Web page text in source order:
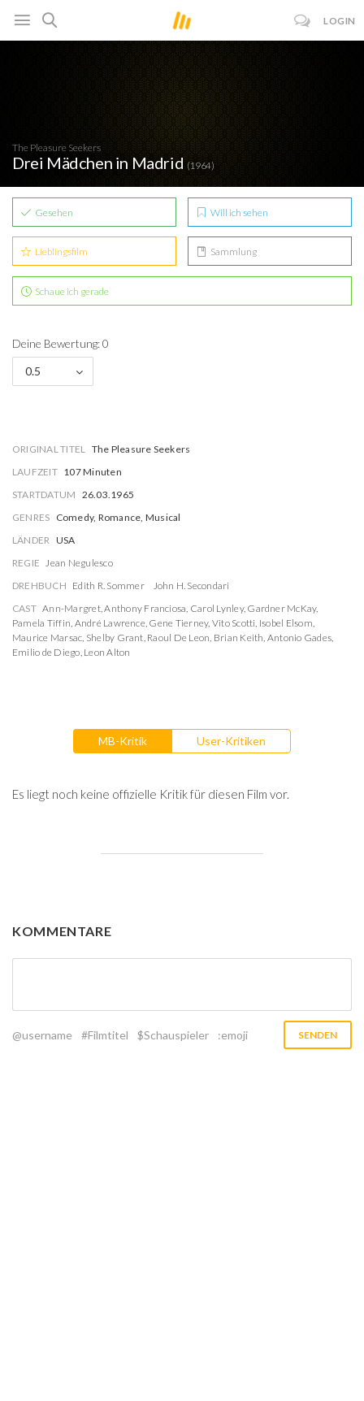
LOGIN
The Pleasure Seekers
Drei Mädchen in Madrid (1964)
Gesehen Will ich sehen
Lieblingsfilm Sammlung
Schaue ich gerade
Deine Bewertung: 0
0.5
ORIGINAL TITEL The Pleasure Seekers
LAUFZEIT 107 Minuten
STARTDATUM 26.03.1965
GENRES Comedy, Romance, Musical
LÄNDER USA
REGIE Jean Negulesco
DREHBUCH Edith R. Sommer
John H. Secondari
CAST Ann-Margret,Anthony Franciosa, Carol Lynley, Gardner McKay,
Pamela Tiffin, André Lawrence, Gene Tierney, Vito Scotti, Isobel Elsom,
Maurice Marsac, Shelby Grant, Raoul De Leon, Brian Keith, Antonio Gades,
Emilio de Diego, Leon Alton
MB-Kritik User-Kritiken
Es liegt noch keine offizielle Kritik für diesen Film vor.
KOMMENTARE
@username #Filmtitel $Schauspieler :emoji